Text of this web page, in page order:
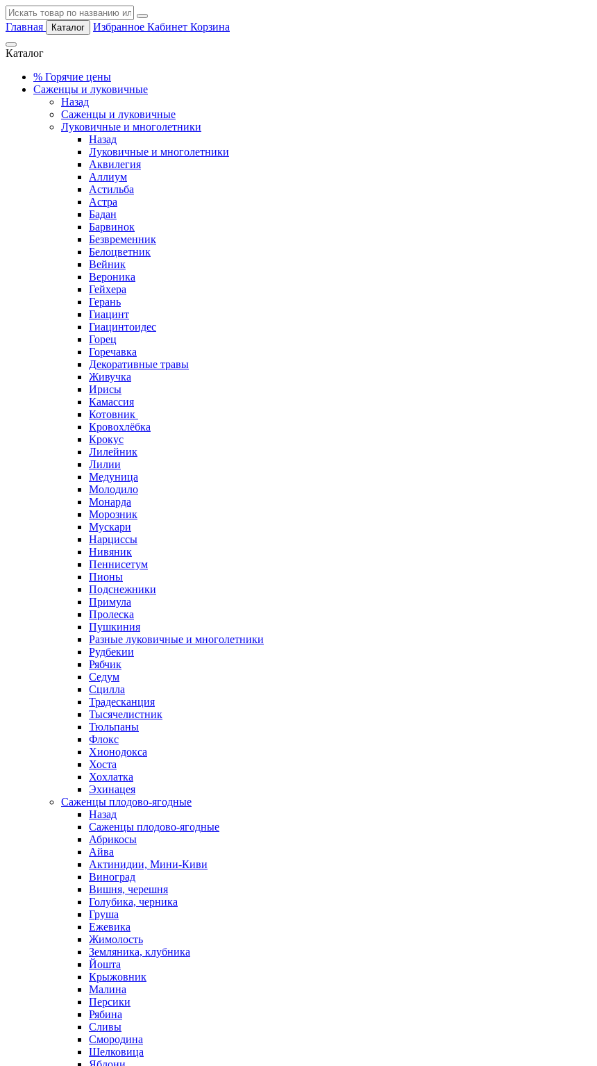
Главная Каталог Избранное Кабинет Корзина
Каталог
% Горячие цены
Саженцы и луковичные
Назад
Саженцы и луковичные
Луковичные и многолетники
Назад
Луковичные и многолетники
Аквилегия
Аллиум
Астильба
Астра
Бадан
Барвинок
Безвременник
Белоцветник
Вейник
Вероника
Гейхера
Герань
Гиацинт
Гиацинтоидес
Горец
Горечавка
Декоративные травы
Живучка
Ирисы
Камассия
Котовник
Кровохлёбка
Крокус
Лилейник
Лилии
Медуница
Молодило
Монарда
Морозник
Мускари
Нарциссы
Нивяник
Пеннисетум
Пионы
Подснежники
Примула
Пролеска
Пушкиния
Разные луковичные и многолетники
Рудбекии
Рябчик
Седум
Сцилла
Традесканция
Тысячелистник
Тюльпаны
Флокс
Хионодокса
Хоста
Хохлатка
Эхинацея
Саженцы плодово-ягодные
Назад
Саженцы плодово-ягодные
Абрикосы
Айва
Актинидии, Мини-Киви
Виноград
Вишня, черешня
Голубика, черника
Груша
Ежевика
Жимолость
Земляника, клубника
Йошта
Крыжовник
Малина
Персики
Рябина
Сливы
Смородина
Шелковица